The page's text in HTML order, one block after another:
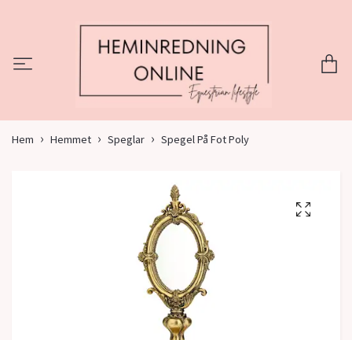
Hem Hemmet Speglar Spegel På Fot Poly